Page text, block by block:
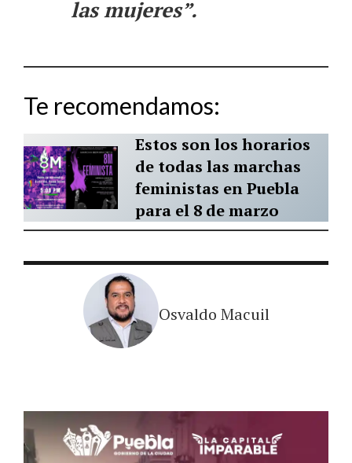
las mujeres”.
Te recomendamos:
Estos son los horarios
de todas las marchas
feministas en Puebla
para el 8 de marzo
Osvaldo Macuil